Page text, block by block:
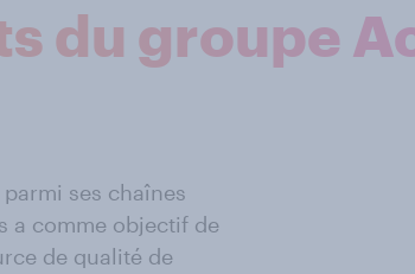
du groupe
ses chaînes
a comme objectif de
de qualité de